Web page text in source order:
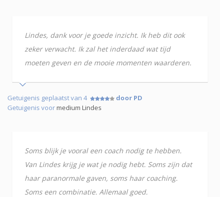
Lindes, dank voor je goede inzicht. Ik heb dit ook
zeker verwacht. Ik zal het inderdaad wat tijd
moeten geven en de mooie momenten waarderen.
Getuigenis geplaatst van 4
door PD
Getuigenis voormedium Lindes
Soms blijk je vooral een coach nodig te hebben.
Van Lindes krijg je wat je nodig hebt. Soms zijn dat
haar paranormale gaven, soms haar coaching.
Soms een combinatie. Allemaal goed.